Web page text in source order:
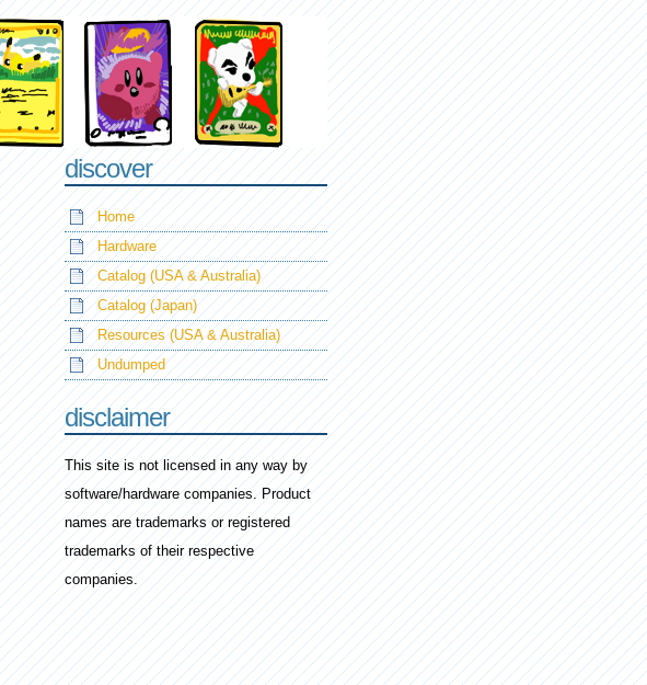
discover
Home
Hardware
Catalog (USA & Australia)
Catalog (Japan)
Resources (USA & Australia)
Undumped
disclaimer
This site is not licensed in any way by
software/hardware companies. Product
names are trademarks or registered
trademarks of their respective
companies.